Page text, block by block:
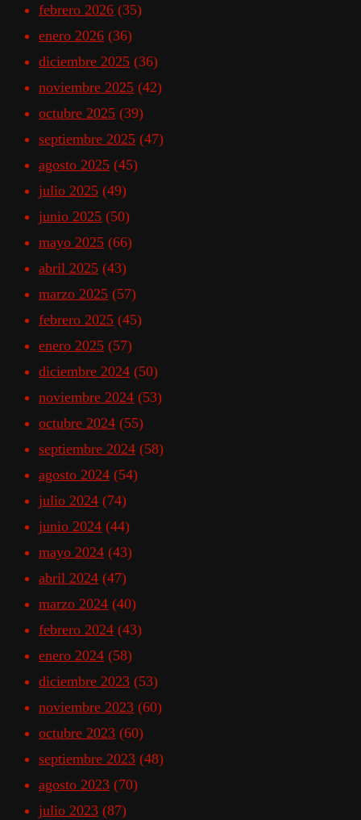
febrero 2026 (35)
enero 2026 (36)
diciembre 2025 (36)
noviembre 2025 (42)
octubre 2025 (39)
septiembre 2025 (47)
agosto 2025 (45)
julio 2025 (49)
junio 2025 (50)
mayo 2025 (66)
abril 2025 (43)
marzo 2025 (57)
febrero 2025 (45)
enero 2025 (57)
diciembre 2024 (50)
noviembre 2024 (53)
octubre 2024 (55)
septiembre 2024 (58)
agosto 2024 (54)
julio 2024 (74)
junio 2024 (44)
mayo 2024 (43)
abril 2024 (47)
marzo 2024 (40)
febrero 2024 (43)
enero 2024 (58)
diciembre 2023 (53)
noviembre 2023 (60)
octubre 2023 (60)
septiembre 2023 (48)
agosto 2023 (70)
julio 2023 (87)